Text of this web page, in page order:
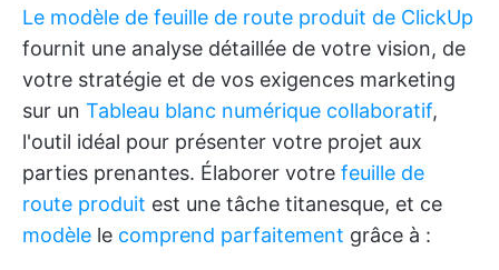
Le modèle de feuille de route produit de ClickUp
fournit une analyse détaillée de votre vision, de
votre stratégie et de vos exigences marketing
sur un Tableau blanc numérique collaboratif,
l'outil idéal pour présenter votre projet aux
parties prenantes. Élaborer votre feuille de
route produit est une tâche titanesque, et ce
modèle le comprend parfaitement grâce à :